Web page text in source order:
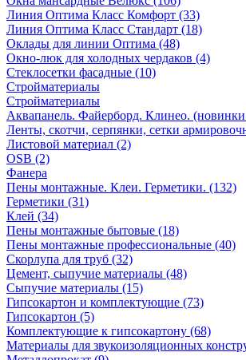
Линия Оптима Класс Комфорт (33)
Линия Оптима Класс Стандарт (18)
Оклады для линии Оптима (48)
Окно-люк для холодных чердаков (4)
Стеклосетки фасадные (10)
Стройматериалы
Стройматериалы
Аквапанель. Файерборд. Клинео.
Ленты, скотчи, серпянки, сетки
Листовой материал (2)
OSB (2)
Фанера
Пены монтажные. Клеи. Герметики. (132)
Герметики (31)
Клей (34)
Пены монтажные бытовые (18)
Пены монтажные профессиональные (40)
Скорлупа для труб (32)
Цемент, сыпучие материалы (48)
Сыпучие материалы (15)
Гипсокартон и комплектующие (73)
Гипсокартон (5)
Комплектующие к гипсокартону (68)
Материалы для звукоизоляционных